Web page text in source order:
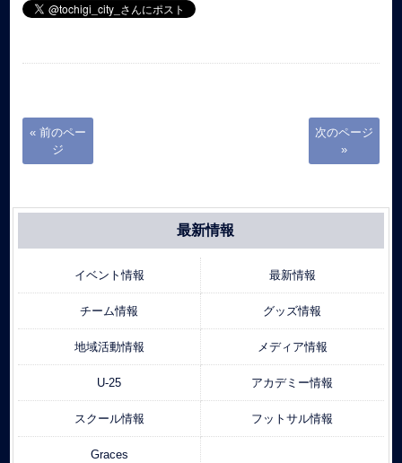
« 前のペー
ジ
次のページ
»
最新情報
イベント情報 最新情報
チーム情報 グッズ情報
地域活動情報 メディア情報
U-25 アカデミー情報
スクール情報 フットサル情報
Graces